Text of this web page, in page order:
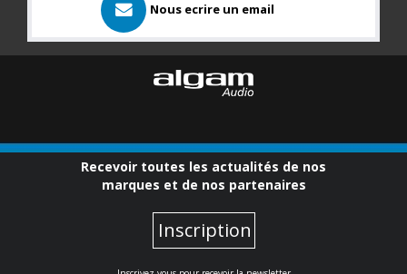
Nous ecrire un email
Recevoir toutes les actualités de nos
marques et de nos partenaires
Inscription